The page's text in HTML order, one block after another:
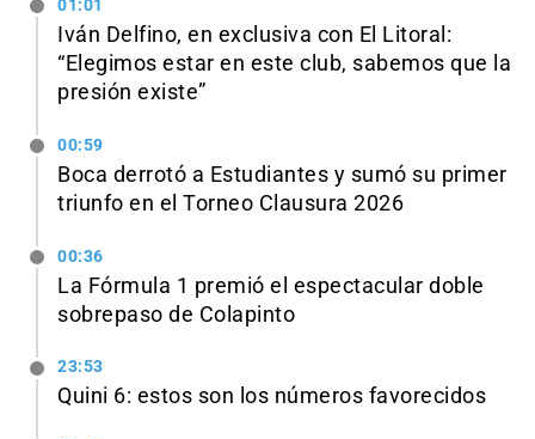
01:01
Iván Delfino, en exclusiva con El Litoral:
“Elegimos estar en este club, sabemos que la
presión existe”
00:59
Boca derrotó a Estudiantes y sumó su primer
triunfo en el Torneo Clausura 2026
00:36
La Fórmula 1 premió el espectacular doble
sobrepaso de Colapinto
23:53
Quini 6: estos son los números favorecidos